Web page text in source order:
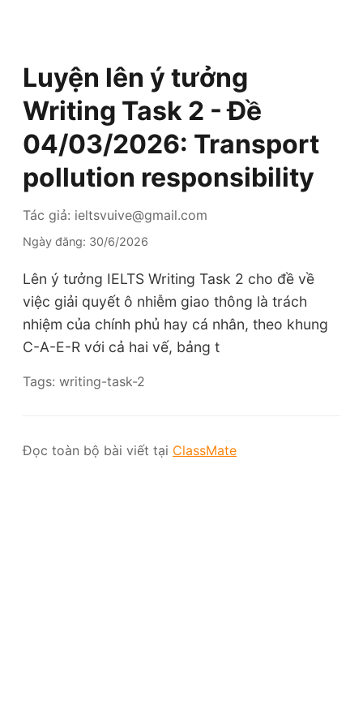
Luyện lên ý tưởng
Writing Task 2 - Đề
04/03/2026: Transport
pollution responsibility
Tác giả: ieltsvuive@gmail.com
Ngày đăng: 30/6/2026
Lên ý tưởng IELTS Writing Task 2 cho đề về
việc giải quyết ô nhiễm giao thông là trách
nhiệm của chính phủ hay cá nhân, theo khung
C-A-E-R với cả hai vế, bảng t
Tags: writing-task-2
Đọc toàn bộ bài viết tại ClassMate